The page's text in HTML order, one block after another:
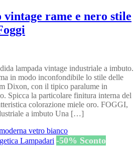
rame e nero stile
lampada vintage industriale a imbuto.
in modo inconfondibile lo stile delle
Dixon, con il tipico paralume in
Spicca la particolare finitura interna del
colorazione miele oro. FOGGI,
a imbuto Una […]
-50% Sconto